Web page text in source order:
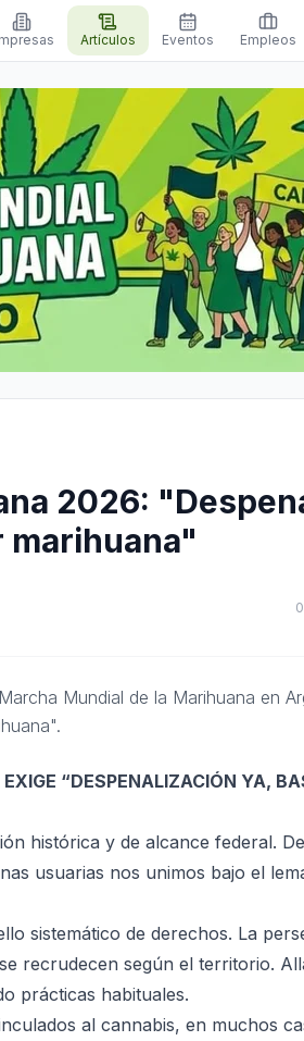
Artículos Eventos Empleos
2026:
marihuana"
0
Mundial de la Marihuana en
“DESPENALIZACIÓN YA,
histórica y de alcance federal.
usuarias nos unimos bajo el
sistemático de derechos. La
recrudecen según el territorio.
prácticas habituales.
al cannabis, en muchos